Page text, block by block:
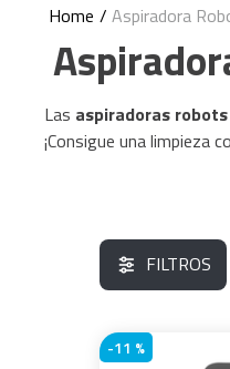
Aspiradora
Las aspiradoras robots
¡Consigue una limpieza
FILTROS
-11 %